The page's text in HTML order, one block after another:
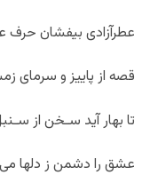
عطرآزادی بیفشان حرف
قصه از پاییز و سرمای
تا بهار آید سـخن از
عشق را دشمن ز دلها می